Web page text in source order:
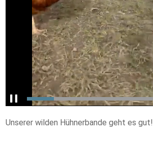
Unserer wilden Hühnerbande geht es gut!